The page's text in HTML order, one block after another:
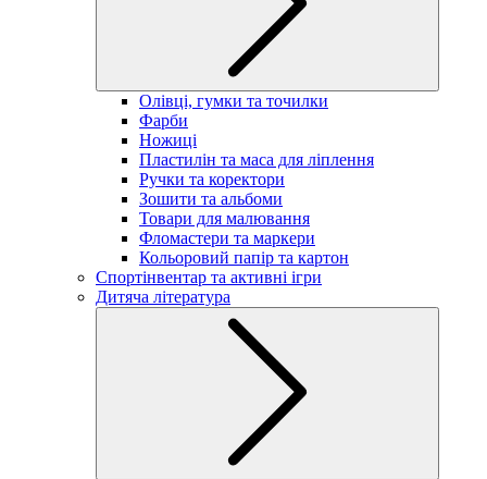
Олівці, гумки та точилки
Фарби
Ножиці
Пластилін та маса для ліплення
Ручки та коректори
Зошити та альбоми
Товари для малювання
Фломастери та маркери
Кольоровий папір та картон
Спортінвентар та активні ігри
Дитяча література